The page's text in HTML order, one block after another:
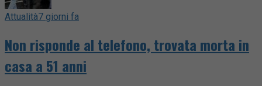
Attualità7 giorni fa
Non risponde al telefono, trovata morta in
casa a 51 anni